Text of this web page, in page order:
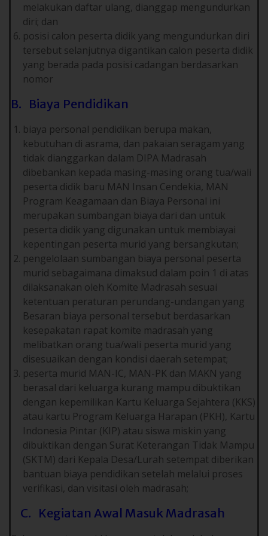
melakukan daftar ulang, dianggap mengundurkan
diri; dan
posisi calon peserta didik yang mengundurkan diri
tersebut selanjutnya digantikan calon peserta didik
yang berada pada posisi cadangan berdasarkan
nomor
B. Biaya Pendidikan
biaya personal pendidikan berupa makan,
kebutuhan di asrama, dan pakaian seragam yang
tidak dianggarkan dalam DIPA Madrasah
dibebankan kepada masing-masing orang tua/wali
peserta didik baru MAN Insan Cendekia, MAN
Program Keagamaan dan Biaya Personal ini
merupakan sumbangan biaya dari dan untuk
peserta didik yang digunakan untuk membiayai
kepentingan peserta murid yang bersangkutan;
pengelolaan sumbangan biaya personal peserta
murid sebagaimana dimaksud dalam poin 1 di atas
dilaksanakan oleh Komite Madrasah sesuai
ketentuan peraturan perundang-undangan yang
Besaran biaya personal tersebut berdasarkan
kesepakatan rapat komite madrasah yang
melibatkan orang tua/wali peserta murid yang
disesuaikan dengan kondisi daerah setempat;
peserta murid MAN-IC, MAN-PK dan MAKN yang
berasal dari keluarga kurang mampu dibuktikan
dengan kepemilikan Kartu Keluarga Sejahtera (KKS)
atau kartu Program Keluarga Harapan (PKH), Kartu
Indonesia Pintar (KIP) atau siswa miskin yang
dibuktikan dengan Surat Keterangan Tidak Mampu
(SKTM) dari Kepala Desa/Lurah setempat diberikan
bantuan biaya pendidikan setelah melalui proses
verifikasi, dan visitasi oleh madrasah;
C. Kegiatan Awal Masuk Madrasah